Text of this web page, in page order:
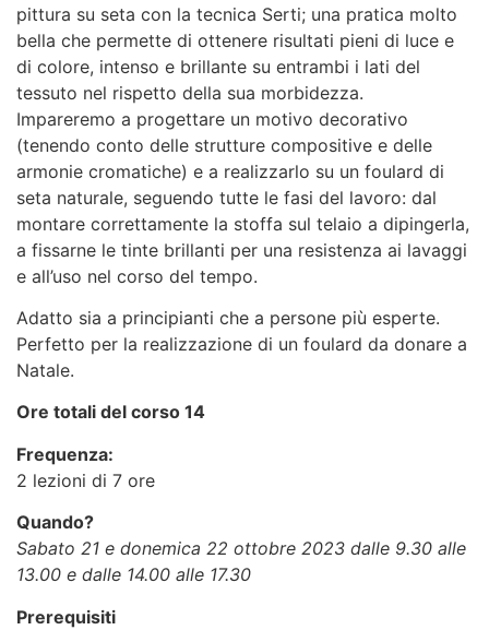
pittura su seta con la tecnica Serti; una pratica molto
bella che permette di ottenere risultati pieni di luce e
di colore, intenso e brillante su entrambi i lati del
tessuto nel rispetto della sua morbidezza.
Impareremo a progettare un motivo decorativo
(tenendo conto delle strutture compositive e delle
armonie cromatiche) e a realizzarlo su un foulard di
seta naturale, seguendo tutte le fasi del lavoro: dal
montare correttamente la stoffa sul telaio a dipingerla,
a fissarne le tinte brillanti per una resistenza ai lavaggi
e all’uso nel corso del tempo.
Adatto sia a principianti che a persone più esperte.
Perfetto per la realizzazione di un foulard da donare a
Natale.
Ore totali del corso 14
Frequenza:
2 lezioni di 7 ore
Quando?
Sabato 21 e donemica 22 ottobre 2023 dalle 9.30 alle
13.00 e dalle 14.00 alle 17.30
Prerequisiti